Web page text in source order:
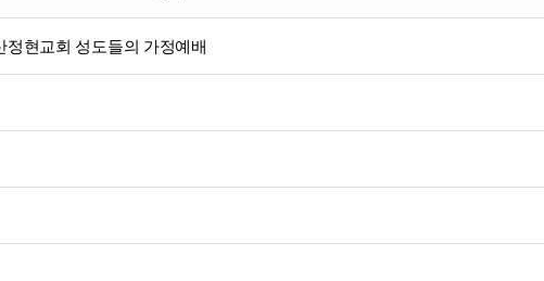
정현교회 성도들의 가정예배